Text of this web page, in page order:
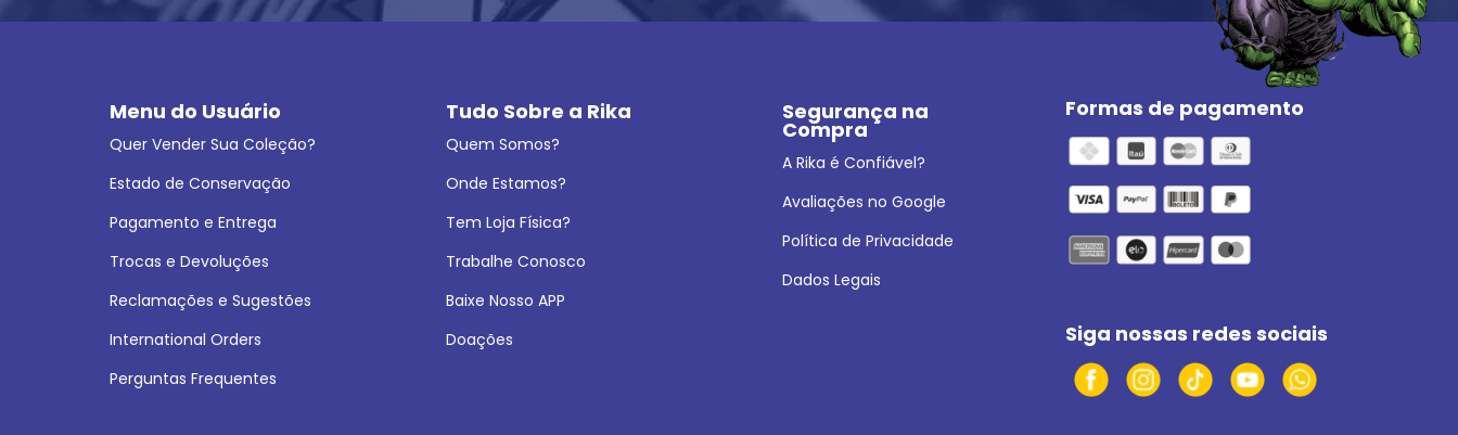
Menu do Usuário
Quer Vender Sua Coleção?
Estado de Conservação
Pagamento e Entrega
Trocas e Devoluções
Reclamações e Sugestões
International Orders
Perguntas Frequentes
Tudo Sobre a Rika
Quem Somos?
Onde Estamos?
Tem Loja Física?
Trabalhe Conosco
Baixe Nosso APP
Doações
Segurança na
Compra
A Rika é Confiável?
Avaliações no Google
Política de Privacidade
Dados Legais
Formas de pagamento
Siga nossas redes sociais